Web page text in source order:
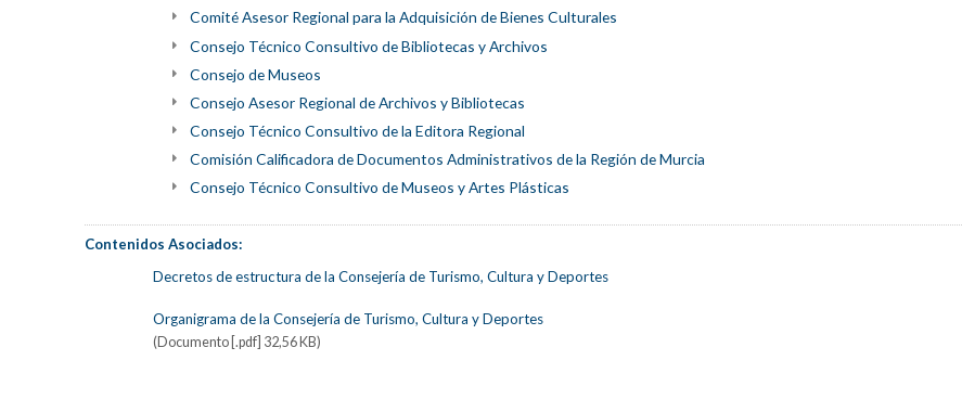
Comité Asesor Regional para la Adquisición de Bienes Culturales
Consejo Técnico Consultivo de Bibliotecas y Archivos
Consejo de Museos
Consejo Asesor Regional de Archivos y Bibliotecas
Consejo Técnico Consultivo de la Editora Regional
Comisión Calificadora de Documentos Administrativos de la Región de Murcia
Consejo Técnico Consultivo de Museos y Artes Plásticas
Contenidos Asociados:
Decretos de estructura de la Consejería de Turismo, Cultura y Deportes
Organigrama de la Consejería de Turismo, Cultura y Deportes
(Documento [.pdf] 32,56 KB)